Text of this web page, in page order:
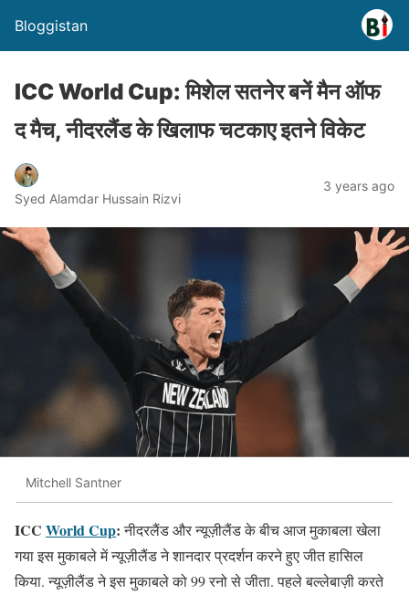
Bloggistan
ICC World Cup: मिशेल सतनेर बनें मैन ऑफ
द मैच, नीदरलैंड के खिलाफ चटकाए इतने विकेट
Syed Alamdar Hussain Rizvi
3 years ago
Mitchell Santner
ICC World Cup:नीदरलैंड और न्यूज़ीलैंड के बीच आज मुकाबला खेला
गया इस मुकाबले में न्यूज़ीलैंड ने शानदार प्रदर्शन करने हुए जीत हासिल
किया. न्यूज़ीलैंड ने इस मुकाबले को 99 रनो से जीता. पहले बल्लेबाज़ी करते